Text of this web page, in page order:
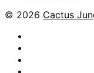
© 2026 Cactus